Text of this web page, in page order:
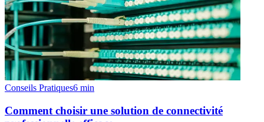
Conseils Pratiques6 min
Comment choisir une solution de connectivité